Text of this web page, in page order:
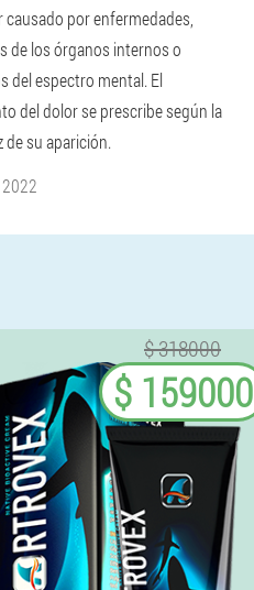
causado por enfermedades,
de los órganos internos o
del espectro mental. El
del dolor se prescribe según la
de su aparición.
$ 318000
$ 159000